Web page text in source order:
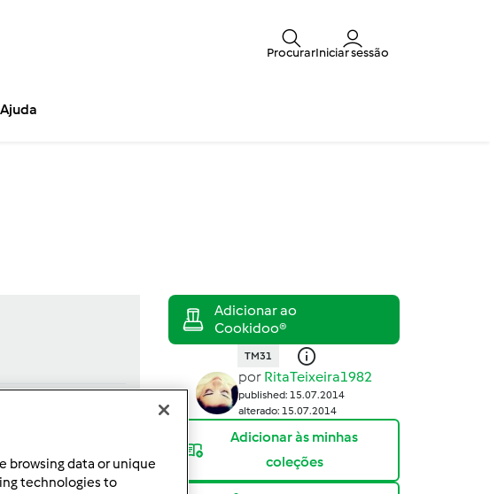
ProcurarIniciar sessão
Ajuda
TM31
por RitaTeixeira1982
published: 15.07.2014
alterado: 15.07.2014
Adicionar às minhas
coleções
browsing data or unique
technologies to